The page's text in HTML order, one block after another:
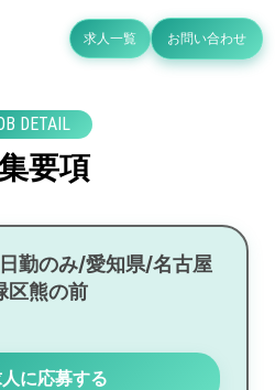
求人一覧 お問い合わせ
DETAIL
要項
勤のみ/愛知県/名古屋
区熊の前
に応募する